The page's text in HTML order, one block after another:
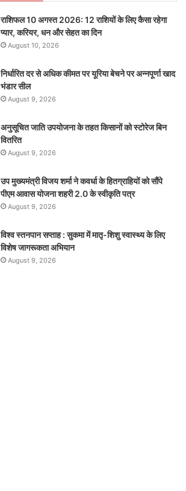
राशिफल 10 अगस्त 2026: 12 राशियों के लिए कैसा रहेगा
प्यार, करियर, धन और सेहत का दिन
August 10, 2026
निर्धारित दर से अधिक कीमत पर यूरिया बेचने पर अन्नपूर्णा खाद
भंडार सील
August 9, 2026
अनुसूचित जाति उपयोजना के तहत किसानों को स्टोरेज बिन
वितरित
August 9, 2026
उप मुख्यमंत्री विजय शर्मा ने कवर्धा के हितग्राहियों को सौंपे
पीएम आवास योजना शहरी 2.0 के स्वीकृति पत्र
August 9, 2026
विश्व स्तनपान सप्ताह : सुकमा में मातृ-शिशु स्वास्थ्य के लिए
विशेष जागरूकता अभियान
August 9, 2026